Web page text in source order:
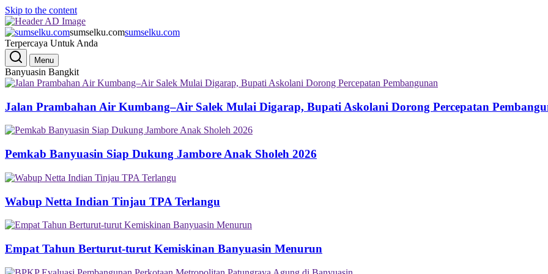
Skip to the content
sumselku.comsumselku.com
Terpercaya Untuk Anda
Menu
Banyuasin Bangkit
Jalan Prambahan Air Kumbang–Air Salek Mulai Digarap, Bupati Askolani Dorong Percepatan
Pemkab Banyuasin Siap Dukung Jambore Anak Sholeh 2026
Wabup Netta Indian Tinjau TPA Terlangu
Empat Tahun Berturut-turut Kemiskinan Banyuasin Menurun